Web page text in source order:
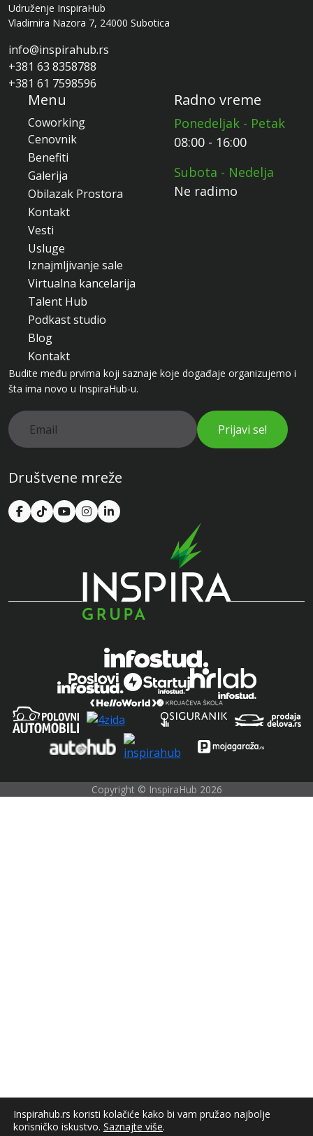
Udruženje InspiraHub
Vladimira Nazora 7, 24000 Subotica
info@inspirahub.rs
+381 63 8358788
+381 61 7598596
Menu
Coworking
Cenovnik
Benefiti
Galerija
Obilazak Prostora
Kontakt
Vesti
Usluge
Iznajmljivanje sale
Virtualna kancelarija
Talent Hub
Podkast studio
Blog
Kontakt
Radno vreme
Ponedeljak - Petak
08:00 - 16:00
Subota - Nedelja
Ne radimo
Budite među prvima koji saznaje koje događaje organizujemo i
šta ima novo u InspiraHub-u.
Prijavi se!
Društvene mreže
Copyright © InspiraHub 2026
Inspirahub.rs koristi kolačiće kako bi vam pružao najbolje
korisničko iskustvo. Saznajte više.